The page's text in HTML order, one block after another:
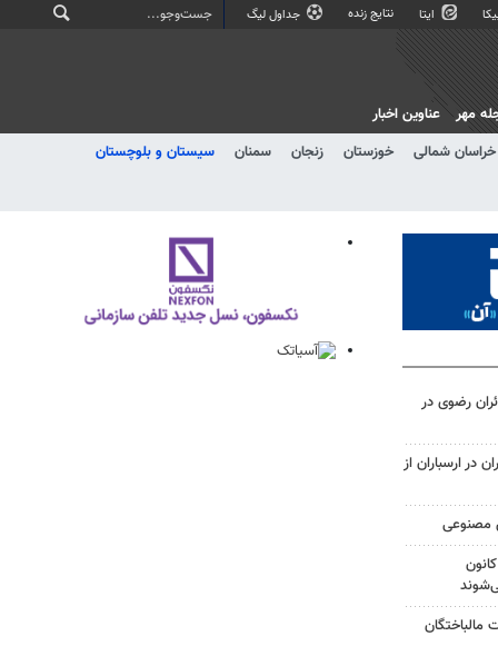
ایتا نتایج زنده جداول لیگ
خراسان شمالی خوزستان زنجان سمنان
سیستان و بلوچستان
مهر عناوین اخبار
رضوی در
ارسباران از
مصنوعی
مالباختگان